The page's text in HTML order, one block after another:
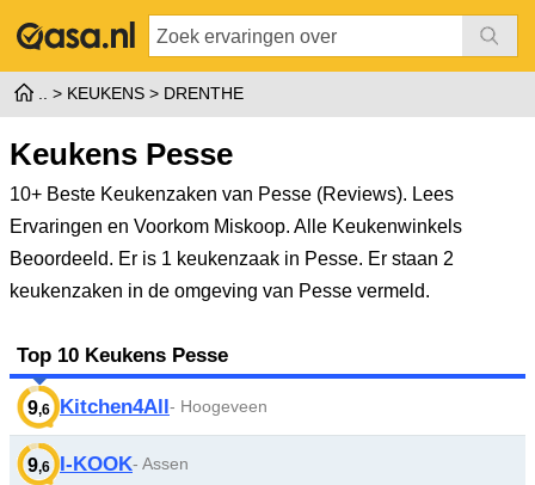
KEUKENS DRENTHE
Keukens Pesse
10+ Beste Keukenzaken van Pesse (Reviews). Lees
Ervaringen en Voorkom Miskoop. Alle Keukenwinkels
Beoordeeld. Er is 1 keukenzaak in Pesse. Er staan 2
keukenzaken in de omgeving van Pesse vermeld.
Top 10 Keukens Pesse
9,6 Kitchen4All- Hoogeveen
9,6 I-KOOK- Assen